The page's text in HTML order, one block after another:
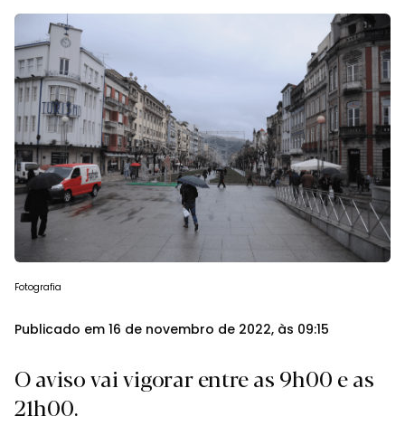
Fotografia
Publicado em 16 de novembro de 2022, às 09:15
O aviso vai vigorar entre as 9h00 e as
21h00.